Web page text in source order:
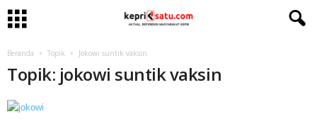
Beranda Topik Jokowi suntik vaksin
Topik: jokowi suntik vaksin